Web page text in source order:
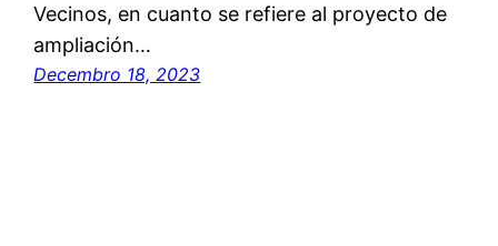
Vecinos, en cuanto se refiere al proyecto de
ampliación…
Decembro 18, 2023